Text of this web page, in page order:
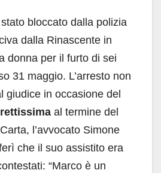
bloccato dalla polizia
dalla Rinascente in
donna per il furto di sei
31 maggio. L’arresto non
giudice in occasione del
al termine del
l’avvocato Simone
che il suo assistito era
“Marco è un